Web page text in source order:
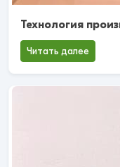
Технология
Читать далее